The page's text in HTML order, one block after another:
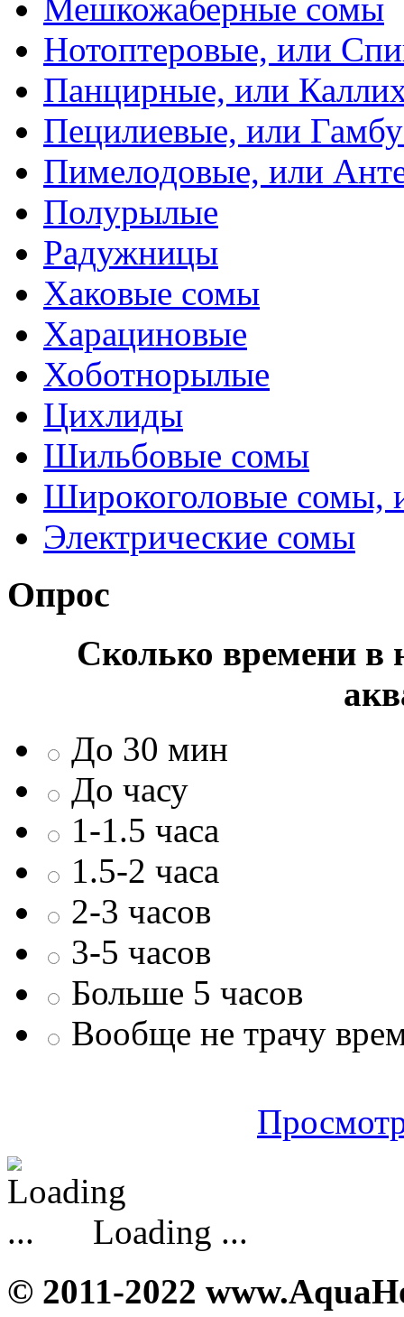
Мешкожаберные сомы
Нотоптеровые, или
Панцирные, или
Пецилиевые, или
Пимелодовые, или
Полурылые
Радужницы
Хаковые сомы
Харациновые
Хоботнорылые
Цихлиды
Шильбовые сомы
Широкоголовые сомы,
Электрические сомы
Опрос
Сколько времени в
До 30 мин
До часу
1-1.5 часа
1.5-2 часа
2-3 часов
3-5 часов
Больше 5 часов
Вообще не трачу
Loading ...
© 2011-2022